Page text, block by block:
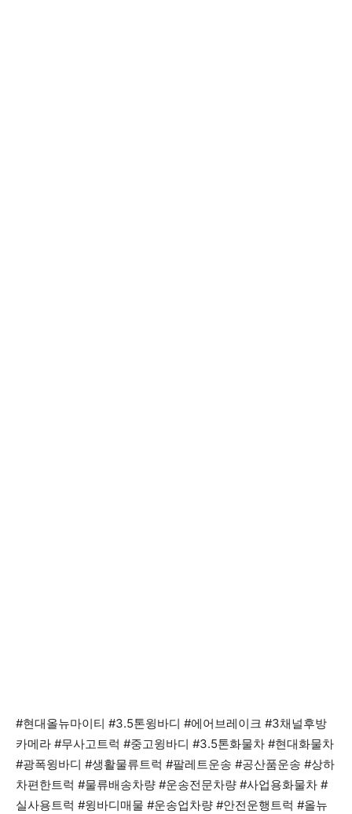
#현대올뉴마이티 #3.5톤윙바디 #에어브레이크 #3채널후방
카메라 #무사고트럭 #중고윙바디 #3.5톤화물차 #현대화물차
#광폭윙바디 #생활물류트럭 #팔레트운송 #공산품운송 #상하
차편한트럭 #물류배송차량 #운송전문차량 #사업용화물차 #
실사용트럭 #윙바디매물 #운송업차량 #안전운행트럭 #올뉴